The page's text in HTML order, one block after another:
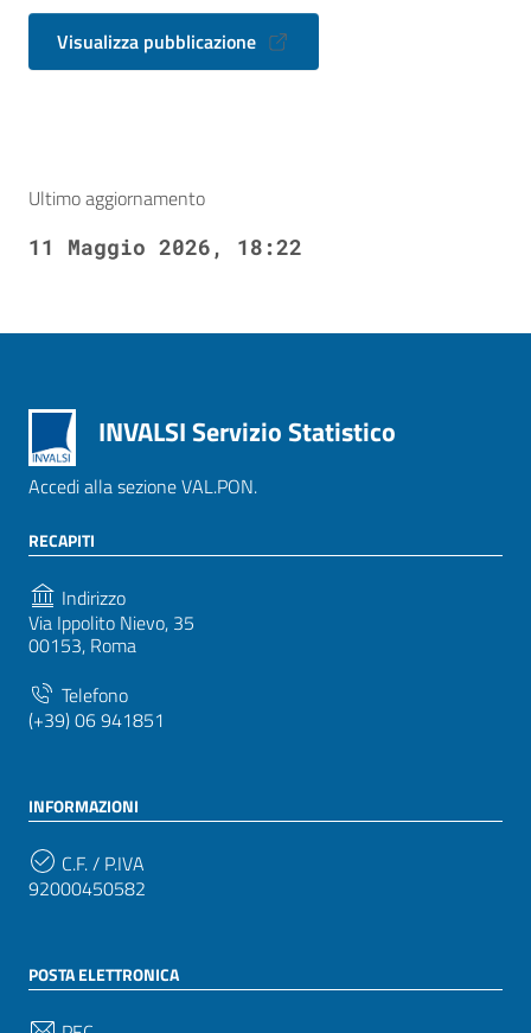
Visualizza pubblicazione
Ultimo aggiornamento
11 Maggio 2026, 18:22
INVALSI Servizio Statistico
Accedi alla sezione VAL.PON.
RECAPITI
Indirizzo
Via Ippolito Nievo, 35
00153, Roma
Telefono
(+39) 06 941851
INFORMAZIONI
C.F. / P.IVA
92000450582
POSTA ELETTRONICA